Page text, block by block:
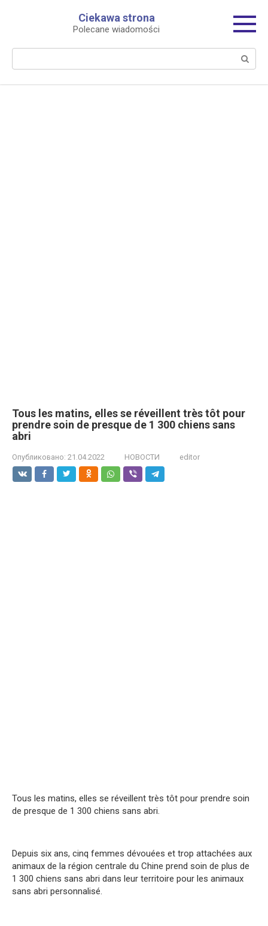
Ciekawa strona
Polecane wiadomości
Tous les matins, elles se réveillent très tôt pour
prendre soin de presque de 1 300 chiens sans
abri
Опубликовано: 21.04.2022 НОВОСТИ editor
Tous les matins, elles se réveillent très tôt pour prendre soin
de presque de 1 300 chiens sans abri.
Depuis six ans, cinq femmes dévouées et trop attachées aux
animaux de la région centrale du Chine prend soin de plus de
1 300 chiens sans abri dans leur territoire pour les animaux
sans abri personnalisé.